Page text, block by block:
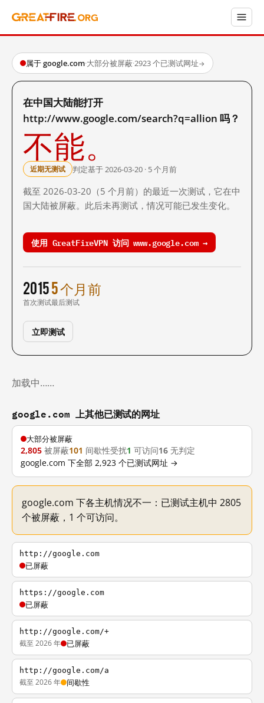
属于 google.com·大部分被屏蔽·2923 个已测试网址→
在中国大陆能打开
http://www.google.com/search?q=allion 吗？
不能。
近期无测试 判定基于 2026-03-20 · 5 个月前
截至 2026-03-20（5 个月前）的最近一次测试，它在中
国大陆被屏蔽。此后未再测试，情况可能已发生变化。
使用 GreatFireVPN 访问 www.google.com →
2015
首次测试
5 个月前
最后测试
立即测试
加载中……
google.com 上其他已测试的网址
大部分被屏蔽
2,805 被屏蔽101 间歇性受扰1 可访问16 无判定
google.com 下全部 2,923 个已测试网址 →
google.com 下各主机情况不一：已测试主机中 2805
个被屏蔽，1 个可访问。
http://google.com
已屏蔽
https://google.com
已屏蔽
http://google.com/+
截至 2026 年 已屏蔽
http://google.com/a
截至 2026 年 间歇性